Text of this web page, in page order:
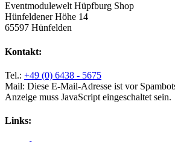
Eventmodulewelt Hüpfburg Shop
Hünfeldener Höhe 14
65597 Hünfelden
Kontakt:
Tel.: +49 (0) 6438 - 5675
Mail: Diese E-Mail-Adresse ist vor
Anzeige muss JavaScript eingeschaltet sein.
Links: